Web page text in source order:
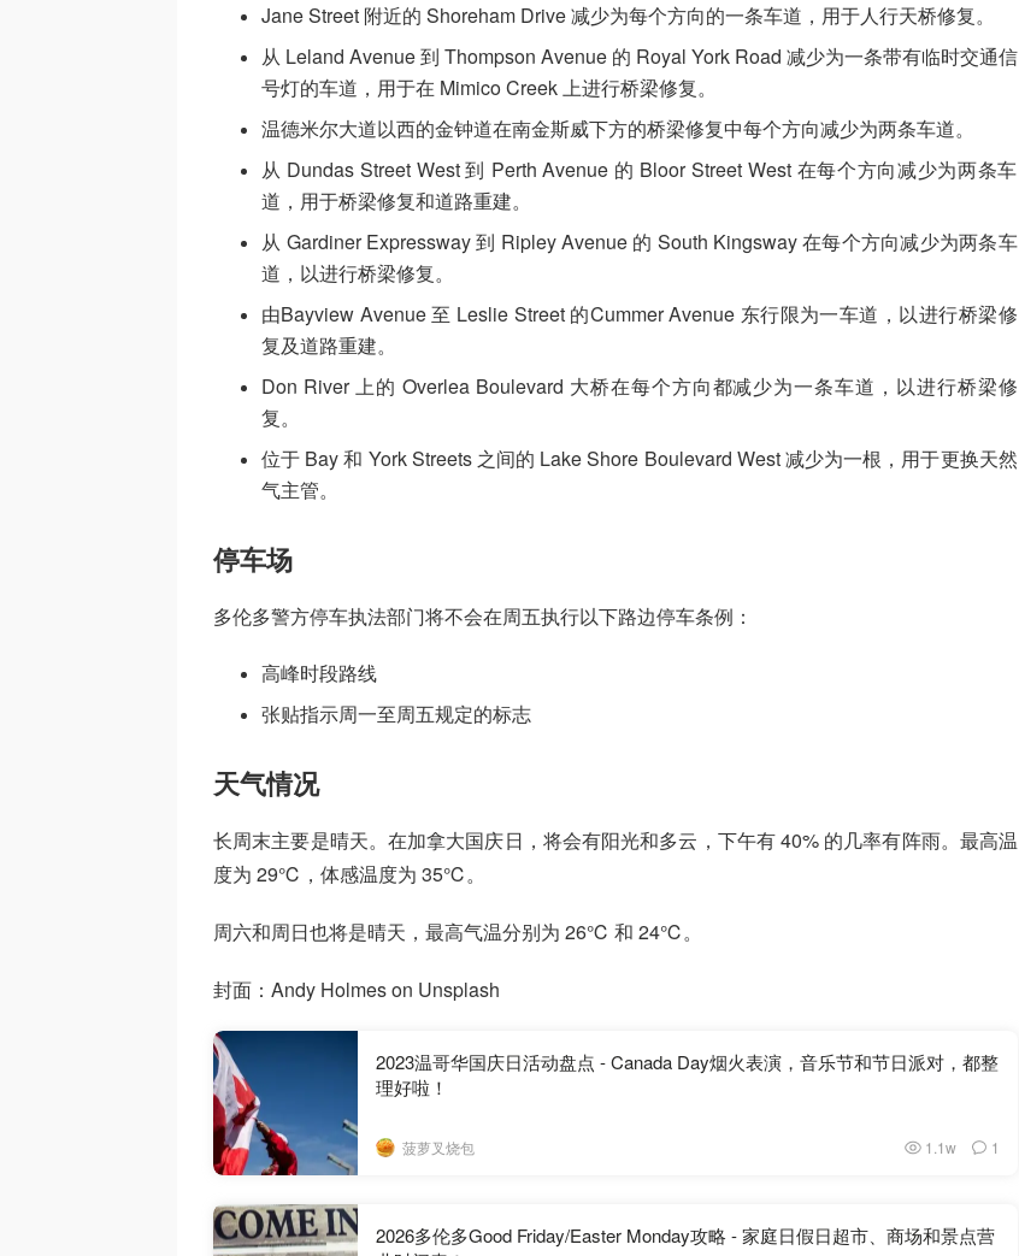
Jane Street 附近的 Shoreham Drive 减少为每个方向的一条车道，用于人行天桥修复。
从 Leland Avenue 到 Thompson Avenue 的 Royal York Road 减少为一条带有临时交通信
号灯的车道，用于在 Mimico Creek 上进行桥梁修复。
温德米尔大道以西的金钟道在南金斯威下方的桥梁修复中每个方向减少为两条车道。
从 Dundas Street West 到 Perth Avenue 的 Bloor Street West 在每个方向减少为两条车
道，用于桥梁修复和道路重建。
从 Gardiner Expressway 到 Ripley Avenue 的 South Kingsway 在每个方向减少为两条车
道，以进行桥梁修复。
由Bayview Avenue 至 Leslie Street 的Cummer Avenue 东行限为一车道，以进行桥梁修
复及道路重建。
Don River 上的 Overlea Boulevard 大桥在每个方向都减少为一条车道，以进行桥梁修
复。
位于 Bay 和 York Streets 之间的 Lake Shore Boulevard West 减少为一根，用于更换天然
气主管。
停车场
多伦多警方停车执法部门将不会在周五执行以下路边停车条例：
高峰时段路线
张贴指示周一至周五规定的标志
天气情况
长周末主要是晴天。在加拿大国庆日，将会有阳光和多云，下午有 40% 的几率有阵雨。最高温
度为 29℃，体感温度为 35℃。
周六和周日也将是晴天，最高气温分别为 26℃ 和 24℃。
封面：Andy Holmes on Unsplash
2023温哥华国庆日活动盘点 - Canada Day烟火表演，音乐节和节日派对，都整
理好啦！
菠萝叉烧包 1.1w 1
2026多伦多Good Friday/Easter Monday攻略 - 家庭日假日超市、商场和景点营